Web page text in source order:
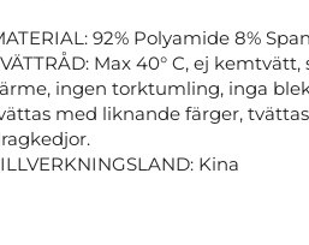
92% Polyamide 8%
Max 40° C, ej
ingen torktumling, inga
med liknande färger,
Kina